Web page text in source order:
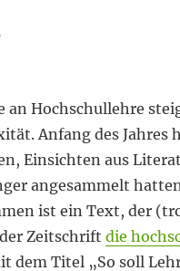
an Hochschullehre
Anfang des Jahres
Einsichten aus
angesammelt
ist ein Text, der
Zeitschrift die
dem Titel „So soll